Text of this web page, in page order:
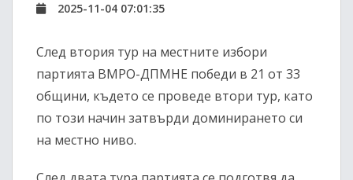
2025-11-04 07:01:35
След втория тур на местните избори
партията ВМРО-ДПМНЕ победи в 21 от 33
общини, където се проведе втори тур, като
по този начин затвърди доминирането си
на местно ниво.